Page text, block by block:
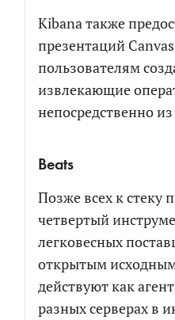
Kibana также
презентаций
пользователям
извлекающие
непосредственно
Beats
Позже всех к стеку
четвертый
легковесных
открытым
действуют как
разных серверах в